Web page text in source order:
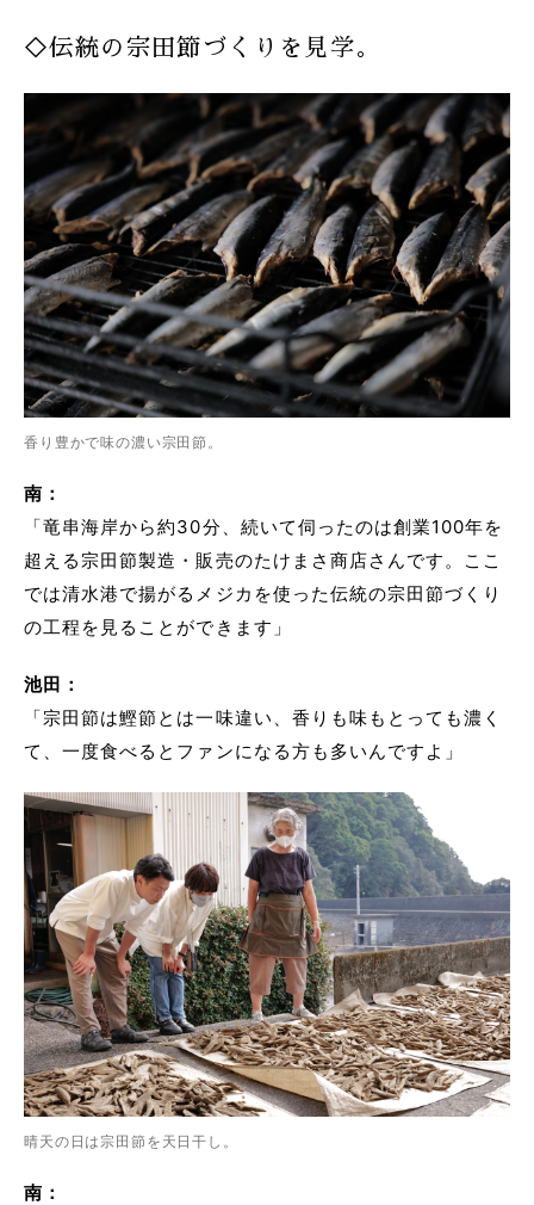
◇伝統の宗田節づくりを見学。
香り豊かで味の濃い宗田節。
南：
「竜串海岸から約30分、続いて伺ったのは創業100年を
超える宗田節製造・販売のたけまさ商店さんです。ここ
では清水港で揚がるメジカを使った伝統の宗田節づくり
の工程を見ることができます」
池田：
「宗田節は鰹節とは一味違い、香りも味もとっても濃く
て、一度食べるとファンになる方も多いんですよ」
晴天の日は宗田節を天日干し。
南：